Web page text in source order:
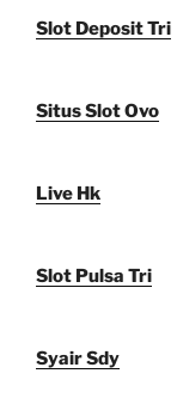
Slot Deposit Tri
Situs Slot Ovo
Live Hk
Slot Pulsa Tri
Syair Sdy